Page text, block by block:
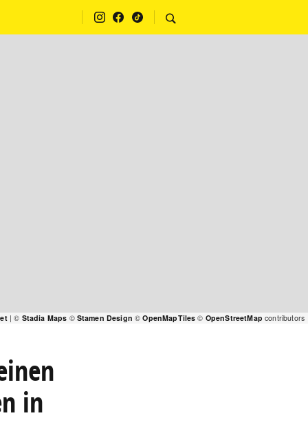
| © Stadia Maps © Stamen Design ©OpenMapTiles © OpenStreetMap contributors
in